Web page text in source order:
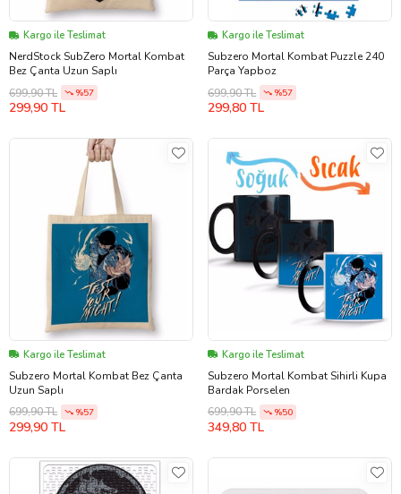
Kargo ile Teslimat
NerdStock SubZero Mortal Kombat
Bez Çanta Uzun Saplı
699,90 TL
%57
299,90 TL
Kargo ile Teslimat
Subzero Mortal Kombat Puzzle 240
Parça Yapboz
699,90 TL
%57
299,80 TL
Kargo ile Teslimat
Subzero Mortal Kombat Bez Çanta
Uzun Saplı
699,90 TL
%57
299,90 TL
Kargo ile Teslimat
Subzero Mortal Kombat Sihirli Kupa
Bardak Porselen
699,90 TL
%50
349,80 TL